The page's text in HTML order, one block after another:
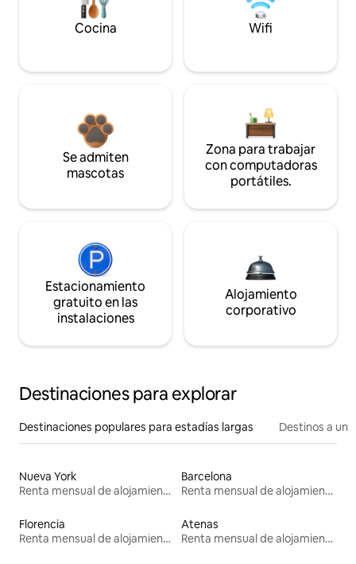
Cocina Wifi
Se admiten
mascotas
Zona para trabajar
con computadoras
portátiles.
Estacionamiento
gratuito en las
instalaciones
Alojamiento
corporativo
Destinaciones para explorar
Destinaciones populares para estadías largas Destinos a un
Nueva York
Renta mensual de alojamientos
Barcelona
Renta mensual de alojamientos
Florencia
Renta mensual de alojamientos
Atenas
Renta mensual de alojamientos